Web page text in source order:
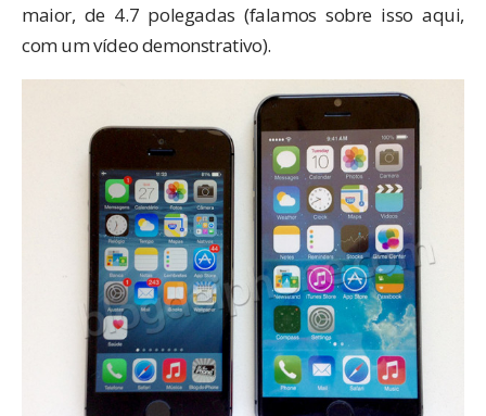
maior, de 4.7 polegadas (falamos sobre isso aqui,
com um vídeo demonstrativo).